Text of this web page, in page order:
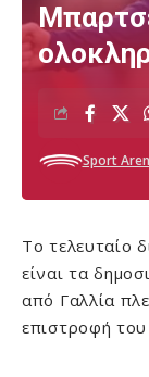
Sport
Το τελευταίο
είναι τα
από Γαλλία
επιστροφή του